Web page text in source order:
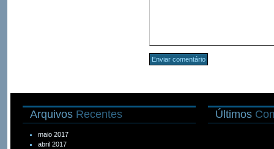
Arquivos Recentes
maio 2017
abril 2017
Últimos